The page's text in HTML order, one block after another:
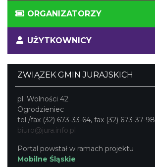
ORGANIZATORZY
UŻYTKOWNICY
ZWIĄZEK GMIN JURAJSKICH
pl. Wolności 42
Ogrodzieniec
tel./fax (32) 673-33-64, fax (32) 673-37-98
biuro@jura.info.pl
Portal powstał w ramach projektu
Mobilne Śląskie